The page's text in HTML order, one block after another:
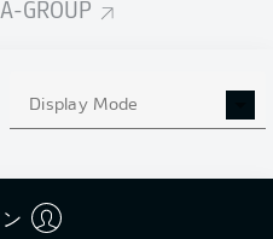
GROUP
Display Mode
AERIAL DUELS
WON